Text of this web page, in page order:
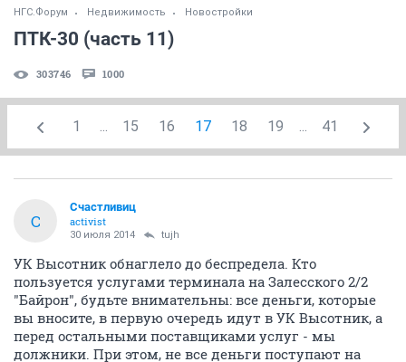
НГС.Форум Недвижимость Новостройки
ПТК-30 (часть 11)
303746 1000
1 ... 15 16 17 18 19 ... 41
С
Счастливиц
activist
30 июля 2014 tujh
УК Высотник обнаглело до беспредела. Кто
пользуется услугами терминала на Залесского 2/2
"Байрон", будьте внимательны: все деньги, которые
вы вносите, в первую очередь идут в УК Высотник, а
перед остальными поставщиками услуг - мы
должники. При этом, не все деньги поступают на